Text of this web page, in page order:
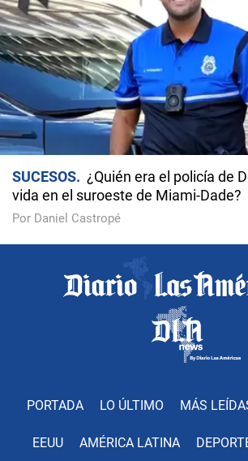
SUCESOS
¿Quién era el policía de
vida en el suroeste de Miami-Dade?
Por Daniel Castropé
PORTADA LO ÚLTIMO MÁS
EEUU AMÉRICA LATINA